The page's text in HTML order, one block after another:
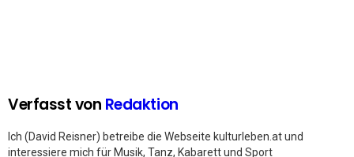
Verfasst von Redaktion
Ich (David Reisner) betreibe die Webseite kulturleben.at und
interessiere mich für Musik, Tanz, Kabarett und Sport